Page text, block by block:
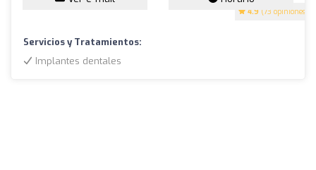
4.9 (73 opiniones)
Servicios y Tratamientos:
Implantes dentales